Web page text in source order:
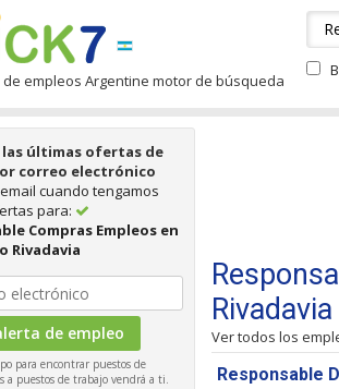
empleos Argentine motor de búsqueda
las últimas ofertas de
correo electrónico
cuando tengamos
para:
Compras Empleos en
Rivadavia
para encontrar puestos de
a puestos de trabajo vendrá a ti.
Rivadavia
Ver todos los
Responsable